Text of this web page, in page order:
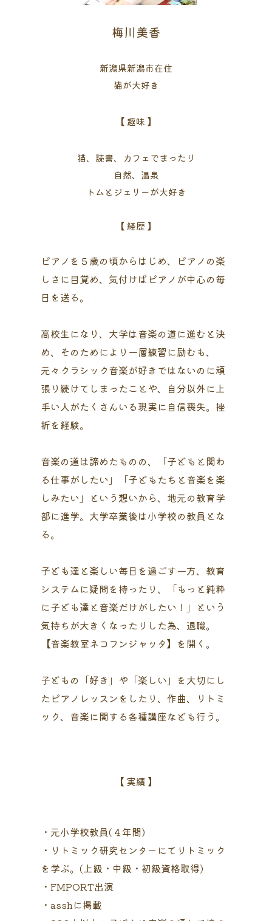
梅川美香
新潟県新潟市在住
猫が大好き
【 趣味 】
猫、読書、カフェでまったり
自然、温泉
トムとジェリーが大好き
【 経歴 】
ピアノを５歳の頃からはじめ、ピアノの楽
しさに目覚め、気付けばピアノが中心の毎
日を送る。
高校生になり、大学は音楽の道に進むと決
め、そのためにより一層練習に励むも、
元々クラシック音楽が好きではないのに頑
張り続けてしまったことや、自分以外に上
手い人がたくさんいる現実に自信喪失。挫
折を経験。
音楽の道は諦めたものの、「子どもと関わ
る仕事がしたい」「子どもたちと音楽を楽
しみたい」という想いから、地元の教育学
部に進学。大学卒業後は小学校の教員とな
る。
子ども達と楽しい毎日を過ごす一方、教育
システムに疑問を持ったり、「もっと純粋
に子ども達と音楽だけがしたい！」という
気持ちが大きくなったりした為、退職。
【音楽教室ネコフンジャッタ】を開く。
子どもの「好き」や「楽しい」を大切にし
たピアノレッスンをしたり、作曲、リトミ
ック、音楽に関する各種講座なども行う。
【 実績 】
・元小学校教員(４年間)
・リトミック研究センターにてリトミック
を学ぶ。(上級・中級・初級資格取得)
・FMPORT出演
・asshに掲載